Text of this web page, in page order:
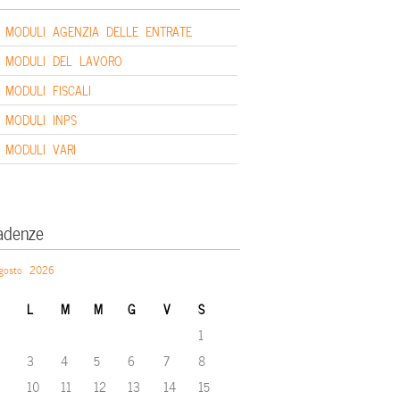
MODULI AGENZIA DELLE ENTRATE
MODULI DEL LAVORO
MODULI FISCALI
MODULI INPS
MODULI VARI
2026
L M M G V S
1
3 4 5 6 7
8
10 11 12 13 14
15